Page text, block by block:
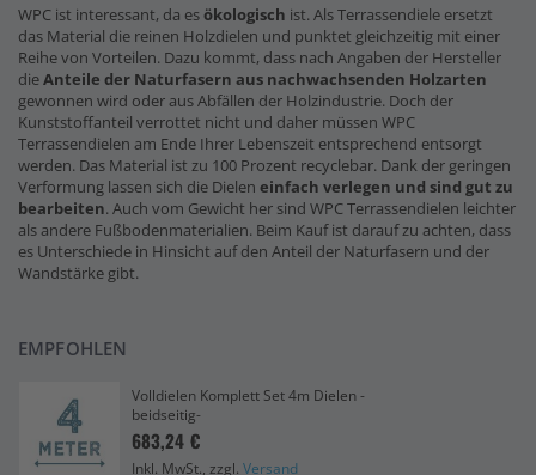
WPC ist interessant, da esökologisch ist. Als Terrassendiele ersetzt
das Material die reinen Holzdielen und punktet gleichzeitig mit einer
Reihe von Vorteilen. Dazu kommt, dass nach Angaben der Hersteller
dieAnteile der Naturfasern aus nachwachsenden Holzarten
gewonnen wird oder aus Abfällen der Holzindustrie. Doch der
Kunststoffanteil verrottet nicht und daher müssen WPC
Terrassendielen am Ende Ihrer Lebenszeit entsprechend entsorgt
werden. Das Material ist zu 100 Prozent recyclebar. Dank der geringen
Verformung lassen sich die Dielen einfach verlegen und sind gut zu
bearbeiten. Auch vom Gewicht her sind WPC Terrassendielen leichter
als andere Fußbodenmaterialien. Beim Kauf ist darauf zu achten, dass
es Unterschiede in Hinsicht auf den Anteil der Naturfasern und der
Wandstärke gibt.
EMPFOHLEN
Volldielen Komplett Set 4m Dielen -
beidseitig-
683,24 €
Inkl. MwSt., zzgl. Versand